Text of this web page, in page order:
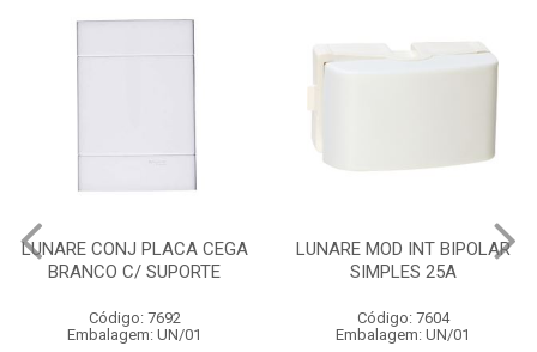
LUNARE MOD INT BIPOLAR
SIMPLES 25A
Código: 7604
Embalagem: UN/01
LUNARE PLACA 4X4 6
POSTOS
Código: 6607
Embalagem: UN/01